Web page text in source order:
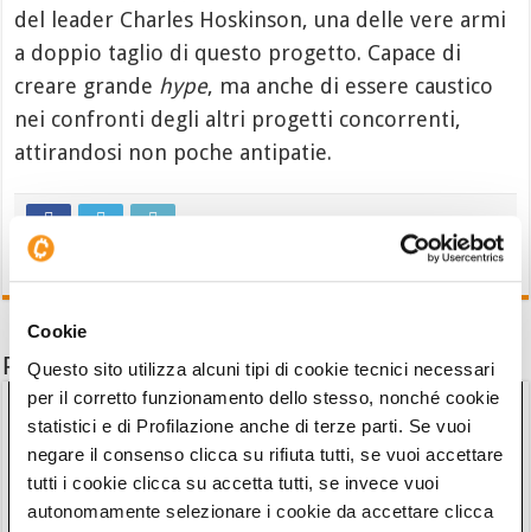
Cookie
Questo sito utilizza alcuni tipi di cookie tecnici necessari
per il corretto funzionamento dello stesso, nonché cookie
statistici e di Profilazione anche di terze parti. Se vuoi
negare il consenso clicca su rifiuta tutti, se vuoi accettare
tutti i cookie clicca su accetta tutti, se invece vuoi
autonomamente selezionare i cookie da accettare clicca
del leader Charles Hoskinson, una delle vere armi
a doppio taglio di questo progetto. Capace di
creare grande hype, ma anche di essere caustico
nei confronti degli altri progetti concorrenti,
attirandosi non poche antipatie.
Potrebbe interessarti anche